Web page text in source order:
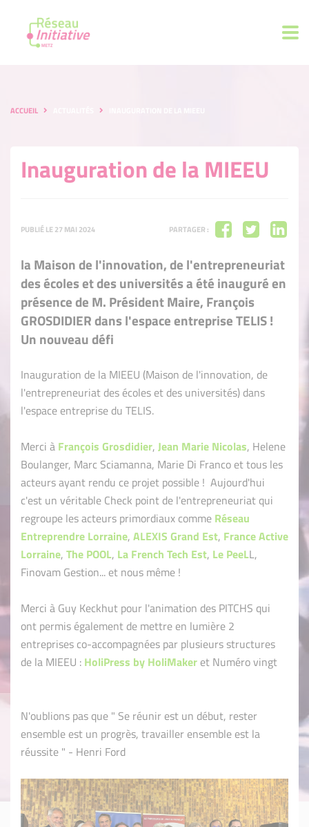
ACCUEIL
Inauguration de la MIEEU
PUBLIÉ LE 27 MAI 2024 PARTAGER :
la Maison de l'innovation, de l'entrepreneuriat
des écoles et des universités a été inauguré en
présence de M. Président Maire, François
GROSDIDIER dans l'espace entreprise TELIS !
Un nouveau défi
Inauguration de la MIEEU (Maison de l'innovation, de
l'entrepreneuriat des écoles et des universités) dans
l'espace entreprise du TELIS.
Merci à François Grosdidier, Jean Marie Nicolas, Helene
Boulanger, Marc Sciamanna, Marie Di Franco et tous les
acteurs ayant rendu ce projet possible ! Aujourd'hui
c'est un véritable Check point de l'entrepreneuriat qui
regroupe les acteurs primordiaux comme Réseau
Entreprendre Lorraine, ALEXIS Grand Est, France Active
Lorraine, The POOL, La French Tech Est, Le PeeLL,
Finovam Gestion... et nous même !
Merci à Guy Keckhut pour l'animation des PITCHS qui
ont permis également de mettre en lumière 2
entreprises co-accompagnées par plusieurs structures
de la MIEEU : HoliPress by HoliMaker et Numéro vingt
N'oublions pas que " Se réunir est un début, rester
ensemble est un progrès, travailler ensemble est la
réussite " - Henri Ford